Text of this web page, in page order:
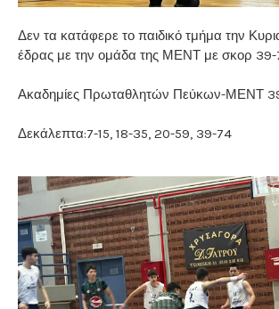
Δεν τα κατάφερε το παιδικό τμήμα την
έδρας με την ομάδα της ΜΕΝΤ με σκορ 39-
Ακαδημίες Πρωταθλητών Πεύκων-ΜΕΝΤ
Δεκάλεπτα:7-15, 18-35, 20-59, 39-74